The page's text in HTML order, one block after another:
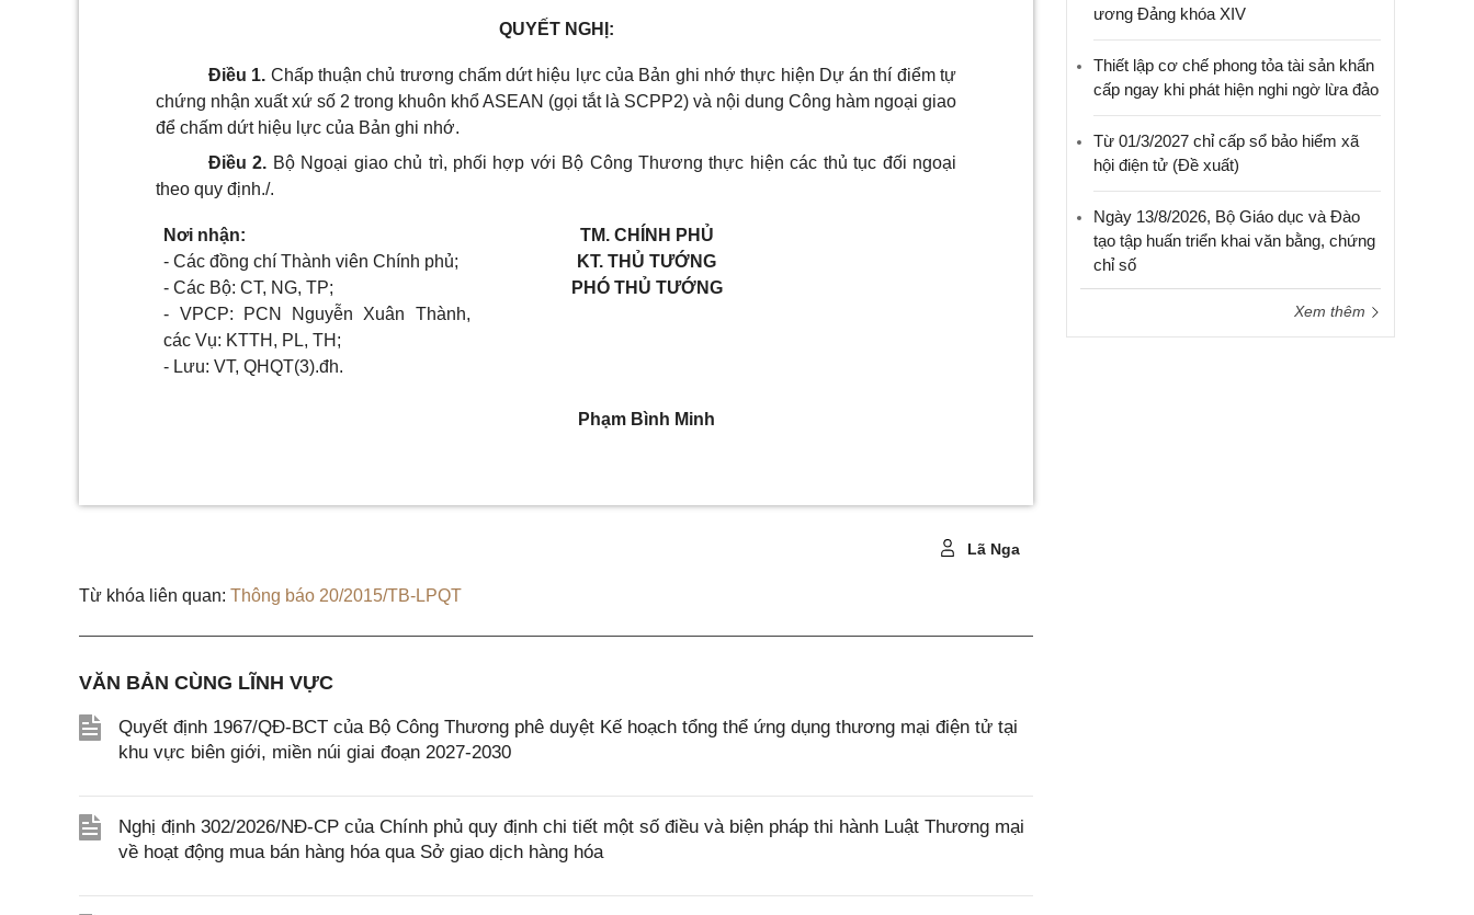
QUYẾT NGHỊ:
Điều 1. Chấp thuận chủ trương chấm dứt hiệu lực của Bản ghi nhớ thực hiện Dự án thí điểm tự
chứng nhận xuất xứ số 2 trong khuôn khổASEAN (gọi tắt là SCPP2) và nội dung Công hàm ngoại giao
để chấm dứt hiệu lực của Bản ghi nhớ.
Điều 2. Bộ Ngoại giao chủ trì, phối hợp với Bộ Công Thương thực hiện các thủ tục đối ngoại
theo quy định./.
Nơi nhận:
- Các đồng chí Thành viên Chính phủ;
- Các Bộ:CT, NG, TP;
- VPCP: PCN Nguyễn Xuân Thành,
các Vụ: KTTH, PL, TH;
- Lưu: VT, QHQT(3).đh.
TM. CHÍNH PHỦ
KT. THỦ TƯỚNG
PHÓ THỦ TƯỚNG
Phạm Bình Minh
Lã Nga
Từ khóa liên quan: Thông báo 20/2015/TB-LPQT
VĂN BẢN CÙNG LĨNH VỰC
Quyết định 1967/QĐ-BCT của Bộ Công Thương phê duyệt Kế hoạch tổng thể ứng dụng thương mại điện tử tại
khu vực biên giới, miền núi giai đoạn 2027-2030
Nghị định 302/2026/NĐ-CP của Chính phủ quy định chi tiết một số điều và biện pháp thi hành Luật Thương mại
về hoạt động mua bán hàng hóa qua Sở giao dịch hàng hóa
ương Đảng khóa XIV
Thiết lập cơ chế phong tỏa tài sản khẩn
cấp ngay khi phát hiện nghi ngờ lừa đảo
Từ 01/3/2027 chỉ cấp sổ bảo hiểm xã
hội điện tử (Đề xuất)
Ngày 13/8/2026, Bộ Giáo dục và Đào
tạo tập huấn triển khai văn bằng, chứng
chỉ số
Xem thêm